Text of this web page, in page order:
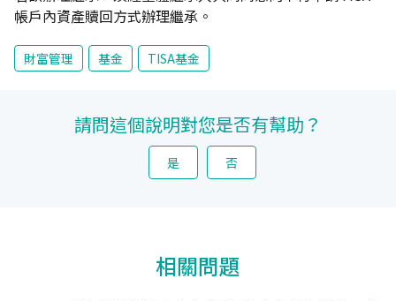
帳戶內資產贖回方式辦理繼承。
財富管理 基金 TISA基金
請問這個說明對您是否有幫助？
是 否
相關問題